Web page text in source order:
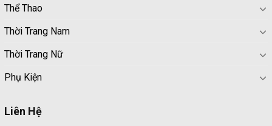
Thể Thao
Thời Trang Nam
Thời Trang Nữ
Phụ Kiện
Liên Hệ